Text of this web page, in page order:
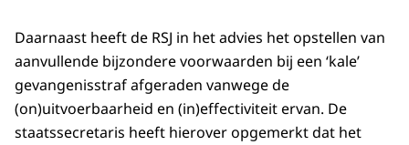
Daarnaast heeft de RSJ in het advies het opstellen van
aanvullende bijzondere voorwaarden bij een ‘kale’
gevangenisstraf afgeraden vanwege de
(on)uitvoerbaarheid en (in)effectiviteit ervan. De
staatssecretaris heeft hierover opgemerkt dat het